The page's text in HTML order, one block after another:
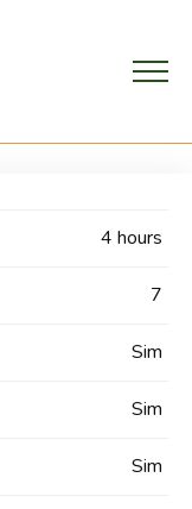
4 hours
7
Sim
Sim
Sim